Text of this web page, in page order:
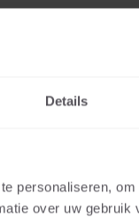
Details
personaliseren,
over uw